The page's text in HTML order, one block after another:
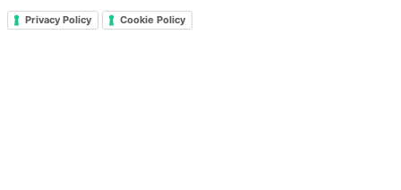
Privacy Policy Cookie Policy